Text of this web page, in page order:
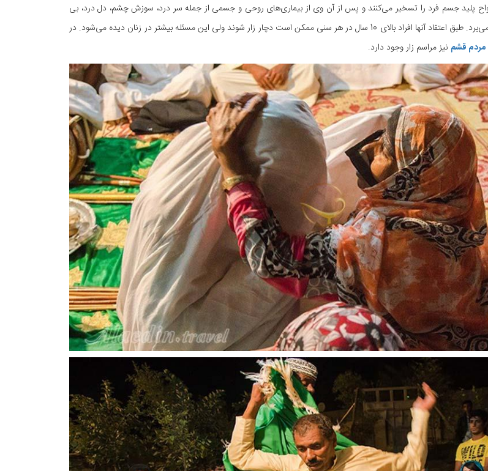
ارواح پلید جسم فرد را تسخیر می‌کنند و پس از آن وی از بیماری‌های روحی و جسمی از جمله سر درد، سوزش چشم، دل درد، بی
تحرکی، افسردگی و ... رنج می‌برد. طبق اعتقاد آنها افراد بالای 10 سال در هر سنی ممکن است دچار زار شوند ولی این مسئله بیشتر در زنان دیده می‌شود. در
مردم قشم نیز مراسم زار وجود دارد.